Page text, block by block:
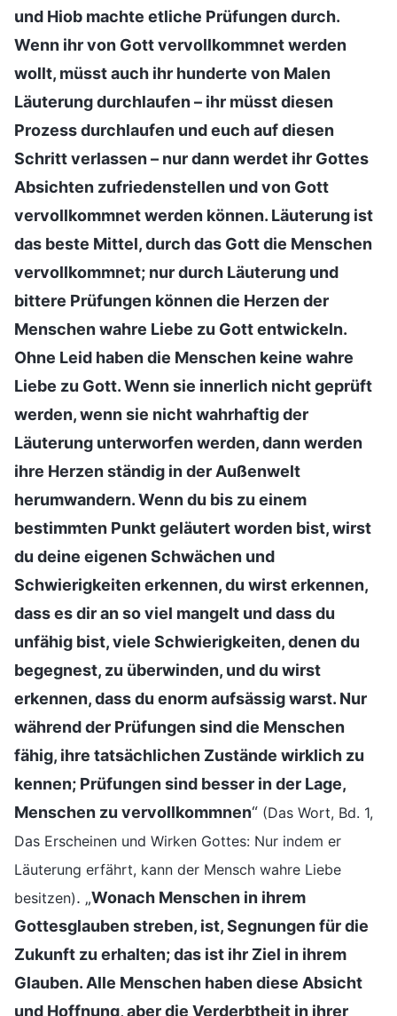
und Hiob machte etliche Prüfungen durch.
Wenn ihr von Gott vervollkommnet werden
wollt, müsst auch ihr hunderte von Malen
Läuterung durchlaufen – ihr müsst diesen
Prozess durchlaufen und euch auf diesen
Schritt verlassen – nur dann werdet ihr Gottes
Absichten zufriedenstellen und von Gott
vervollkommnet werden können. Läuterung ist
das beste Mittel, durch das Gott die Menschen
vervollkommnet; nur durch Läuterung und
bittere Prüfungen können die Herzen der
Menschen wahre Liebe zu Gott entwickeln.
Ohne Leid haben die Menschen keine wahre
Liebe zu Gott. Wenn sie innerlich nicht geprüft
werden, wenn sie nicht wahrhaftig der
Läuterung unterworfen werden, dann werden
ihre Herzen ständig in der Außenwelt
herumwandern. Wenn du bis zu einem
bestimmten Punkt geläutert worden bist, wirst
du deine eigenen Schwächen und
Schwierigkeiten erkennen, du wirst erkennen,
dass es dir an so viel mangelt und dass du
unfähig bist, viele Schwierigkeiten, denen du
begegnest, zu überwinden, und du wirst
erkennen, dass du enorm aufsässig warst. Nur
während der Prüfungen sind die Menschen
fähig, ihre tatsächlichen Zustände wirklich zu
kennen; Prüfungen sind besser in der Lage,
Menschen zu vervollkommnen“ (Das Wort, Bd. 1,
Das Erscheinen und Wirken Gottes: Nur indem er
Läuterung erfährt, kann der Mensch wahre Liebe
besitzen). „Wonach Menschen in ihrem
Gottesglauben streben, ist, Segnungen für die
Zukunft zu erhalten; das ist ihr Ziel in ihrem
Glauben. Alle Menschen haben diese Absicht
und Hoffnung, aber die Verderbtheit in ihrer